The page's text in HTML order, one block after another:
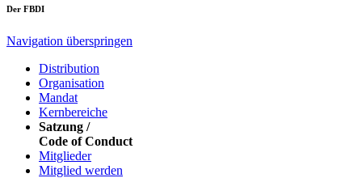
Der FBDI
Navigation überspringen
Distribution
Organisation
Mandat
Kernbereiche
Satzung /
Code of Conduct
Mitglieder
Mitglied werden